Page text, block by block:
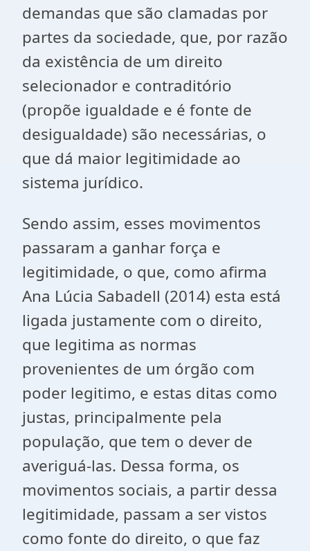
demandas que são clamadas por
partes da sociedade, que, por razão
da existência de um direito
selecionador e contraditório
(propõe igualdade e é fonte de
desigualdade) são necessárias, o
que dá maior legitimidade ao
sistema jurídico.
Sendo assim, esses movimentos
passaram a ganhar força e
legitimidade, o que, como afirma
Ana Lúcia Sabadell (2014) esta está
ligada justamente com o direito,
que legitima as normas
provenientes de um órgão com
poder legitimo, e estas ditas como
justas, principalmente pela
população, que tem o dever de
averiguá-las. Dessa forma, os
movimentos sociais, a partir dessa
legitimidade, passam a ser vistos
como fonte do direito, o que faz